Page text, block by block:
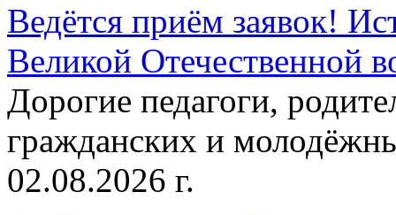
Ведётся приём заявок!
Великой Отечественной
Дорогие педагоги,
гражданских и
02.08.2026 г.